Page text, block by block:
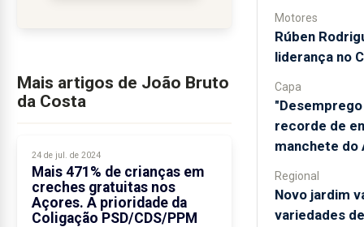
Mais artigos de João Bruto
da Costa
24 de jul. de 2024
Mais 471% de crianças em
creches gratuitas nos
Açores. A prioridade da
Coligação PSD/CDS/PPM
Motores
Rúben
liderança no
Capa
recorde de
manchete do
Regional
Novo jardim
variedades